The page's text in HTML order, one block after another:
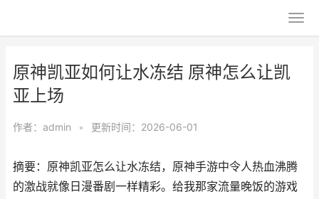
原神凯亚如何让水冻结 原神怎么让凯
亚上场
作者： admin • 更新时间：2026-06-01
摘要：原神凯亚怎么让水冻结，原神手游中令人热血沸腾
的激战就像日漫番剧一样精彩。给我那家流量晚饭的游戏